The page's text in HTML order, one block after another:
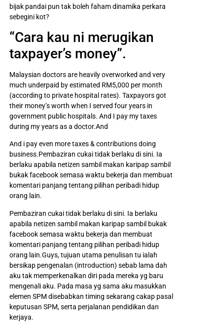
bijak pandai pun tak boleh faham dinamika perkara
sebegini kot?
“Cara kau ni merugikan
taxpayer’s money”.
Malaysian doctors are heavily overworked and very
much underpaid by estimated RM5,000 per month
(according to private hospital rates). Taxpayors got
their money’s worth when I served four years in
government public hospitals. And I pay my taxes
during my years as a doctor.And
And i pay even more taxes & contributions doing
business.Pembaziran cukai tidak berlaku di sini. Ia
berlaku apabila netizen sambil makan karipap sambil
bukak facebook semasa waktu bekerja dan membuat
komentari panjang tentang pilihan peribadi hidup
orang lain.
Pembaziran cukai tidak berlaku di sini. Ia berlaku
apabila netizen sambil makan karipap sambil bukak
facebook semasa waktu bekerja dan membuat
komentari panjang tentang pilihan peribadi hidup
orang lain.Guys, tujuan utama penulisan tu ialah
bersikap pengenalan (introduction) sebab lama dah
aku tak memperkenalkan diri pada mereka yg baru
mengenali aku. Pada masa yg sama aku masukkan
elemen SPM disebabkan timing sekarang cakap pasal
keputusan SPM, serta perjalanan pendidikan dan
kerjaya.